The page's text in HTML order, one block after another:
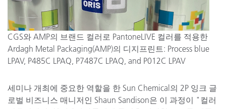
CGS와 AMP의 브랜드 컬러로 PantoneLIVE 컬러를 적용한
Ardagh Metal Packaging(AMP)의 디지프린트: Process blue
LPAV, P485C LPAQ, P7487C LPAQ, and P012C LPAV
세미나 개최에 중요한 역할을 한 Sun Chemical의 2P 잉크 글
로벌 비즈니스 매니저인 Shaun Sandison은 이 과정이 "컬러